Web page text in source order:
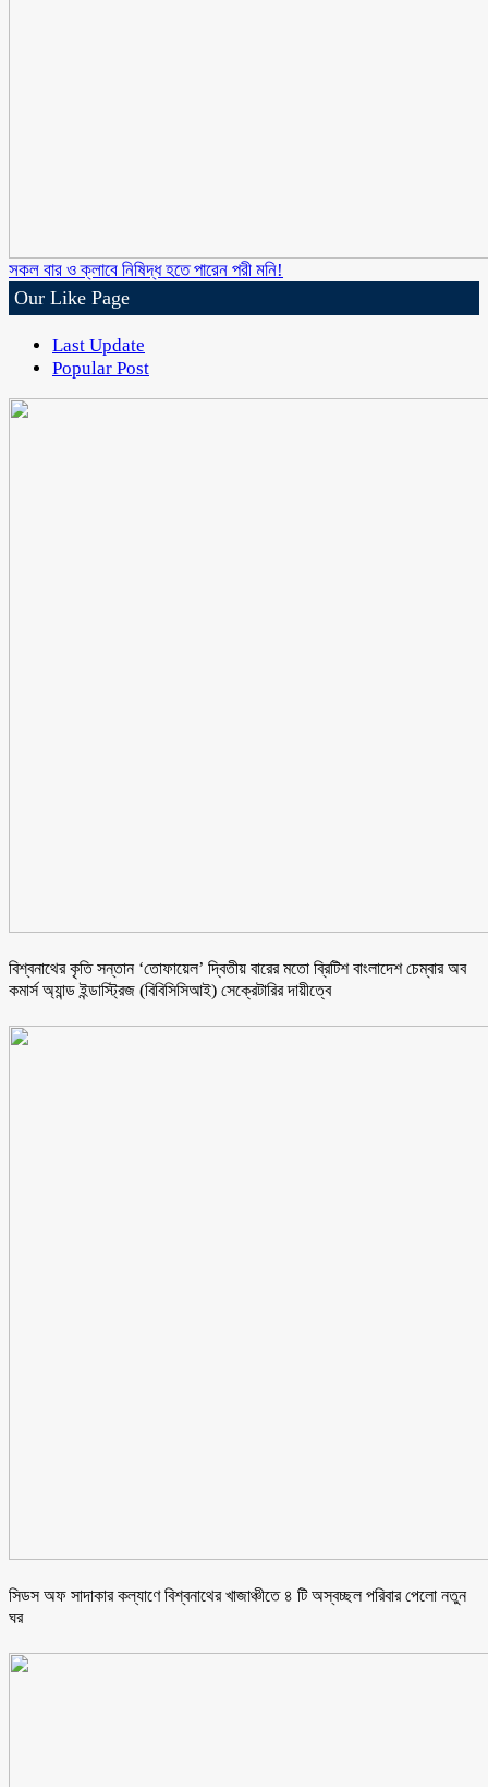
সকল বার ও ক্লাবে নিষিদ্ধ হতে পারেন পরী মনি!
Our Like Page
Last Update
Popular Post
বিশ্বনাথের কৃতি সন্তান ‘তোফায়েল’ দ্বিতীয় বারের মতো ব্রিটিশ বাংলাদেশ চেম্বার অব
কমার্স অ্যান্ড ইন্ডাস্ট্রিজ (বিবিসিসিআই) সেক্রেটারির দায়ীত্বে
সিডস অফ সাদাকার কল্যাণে বিশ্বনাথের খাজাঞ্চীতে ৪ টি অস্বচ্ছল পরিবার পেলো নতুন
ঘর